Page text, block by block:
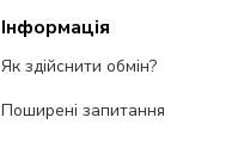
Інформація
Як здійснити обмін?
Поширені запитання